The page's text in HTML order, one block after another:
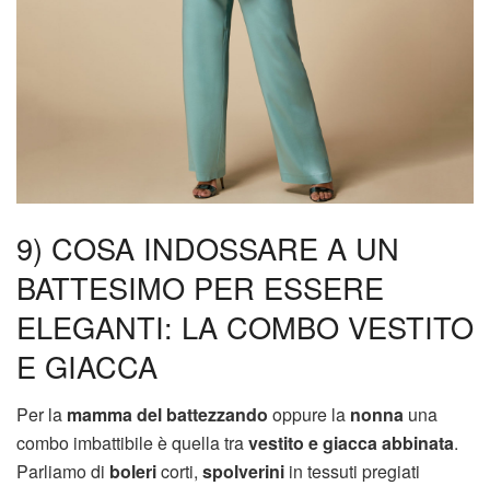
9) COSA INDOSSARE A UN
BATTESIMO PER ESSERE
ELEGANTI: LA COMBO VESTITO
E GIACCA
Per la mamma del battezzando oppure la nonna una
combo imbattibile è quella travestito e giacca abbinata.
Parliamo di bolericorti, spolverini in tessuti pregiati